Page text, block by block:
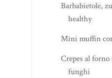
Barbabietole,
healthy
Mini muffin con
Crepes al
funghi